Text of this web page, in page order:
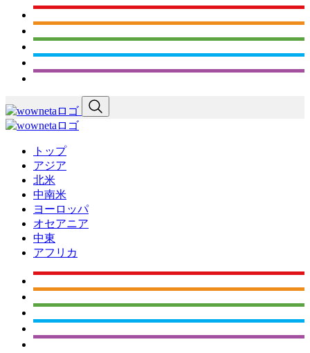
トップ
アジア
北米
中南米
ヨーロッパ
オセアニア
中東
アフリカ